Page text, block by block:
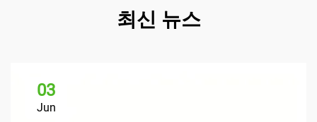
최신 뉴스
03
Jun